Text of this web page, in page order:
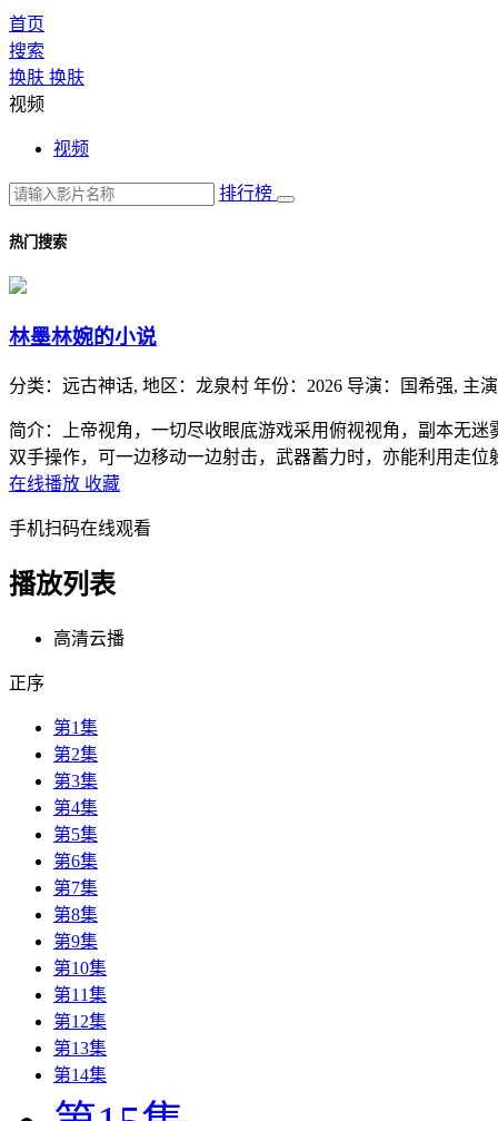
首页
搜索
换肤 换肤
视频
视频
排行榜
热门搜索
林墨林婉的小说
分类： 远古神话, 地区： 龙泉村 年份： 2026 导演： 国希强, 主
简介：上帝视角，一切尽收眼底游戏采用俯视视角，副本无
双手操作，可一边移动一边射击，武器蓄力时，亦能利用走位
在线播放 收藏
手机扫码在线观看
播放列表
高清云播
正序
第1集
第2集
第3集
第4集
第5集
第6集
第7集
第8集
第9集
第10集
第11集
第12集
第13集
第14集